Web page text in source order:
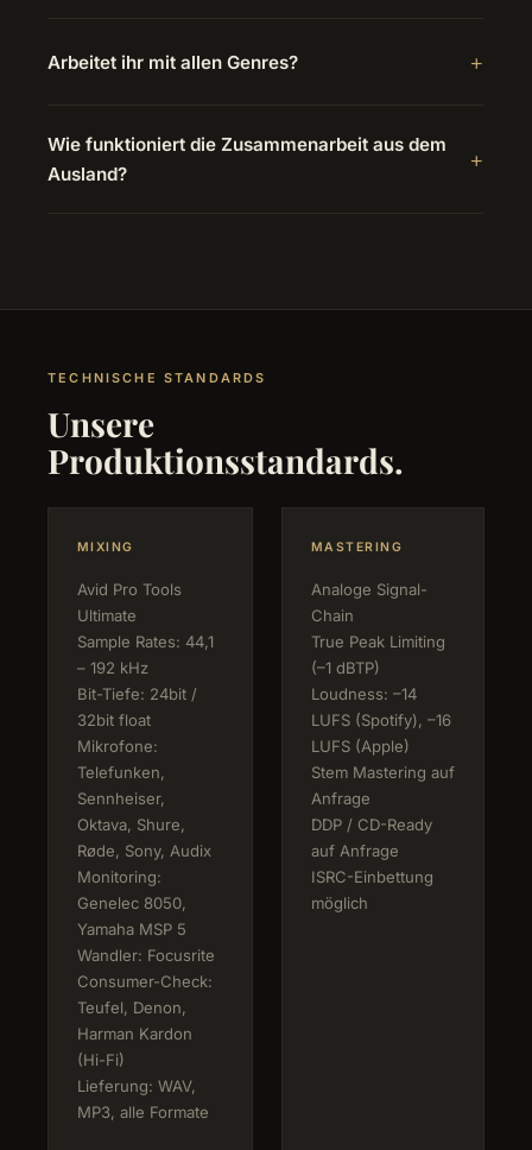
Arbeitet ihr mit allen Genres?
Wie funktioniert die Zusammenarbeit aus dem
Ausland?
TECHNISCHE STANDARDS
Unsere
Produktionsstandards.
MIXING
Avid Pro Tools
Ultimate
Sample Rates: 44,1
– 192 kHz
Bit-Tiefe: 24bit /
32bit float
Mikrofone:
Telefunken,
Sennheiser,
Oktava, Shure,
Røde, Sony, Audix
Monitoring:
Genelec 8050,
Yamaha MSP 5
Wandler: Focusrite
Consumer-Check:
Teufel, Denon,
Harman Kardon
(Hi-Fi)
Lieferung: WAV,
MP3, alle Formate
MASTERING
Analoge Signal-
Chain
True Peak Limiting
(–1 dBTP)
Loudness: –14
LUFS (Spotify), –16
LUFS (Apple)
Stem Mastering auf
Anfrage
DDP / CD-Ready
auf Anfrage
ISRC-Einbettung
möglich